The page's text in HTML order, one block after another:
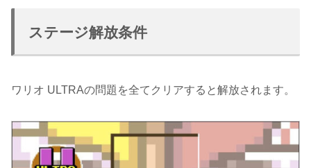
ステージ解放条件
ワリオ ULTRAの問題を全てクリアすると解放されます。